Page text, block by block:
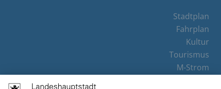
Stadtplan
Fahrplan
Kultur
Tourismus
M-Strom